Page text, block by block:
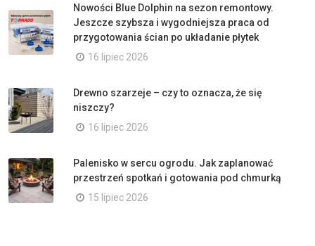
Nowości Blue Dolphin na sezon remontowy.
Jeszcze szybsza i wygodniejsza praca od
przygotowania ścian po układanie płytek
16 lipiec 2026
Drewno szarzeje – czy to oznacza, że się
niszczy?
16 lipiec 2026
Palenisko w sercu ogrodu. Jak zaplanować
przestrzeń spotkań i gotowania pod chmurką
15 lipiec 2026